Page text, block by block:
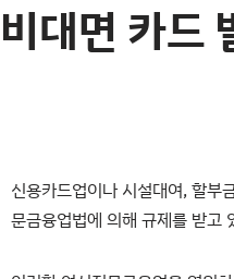
비대면 카드
신용카드업이나 시설대여, 할부
문금융업법에 의해 규제를 받고